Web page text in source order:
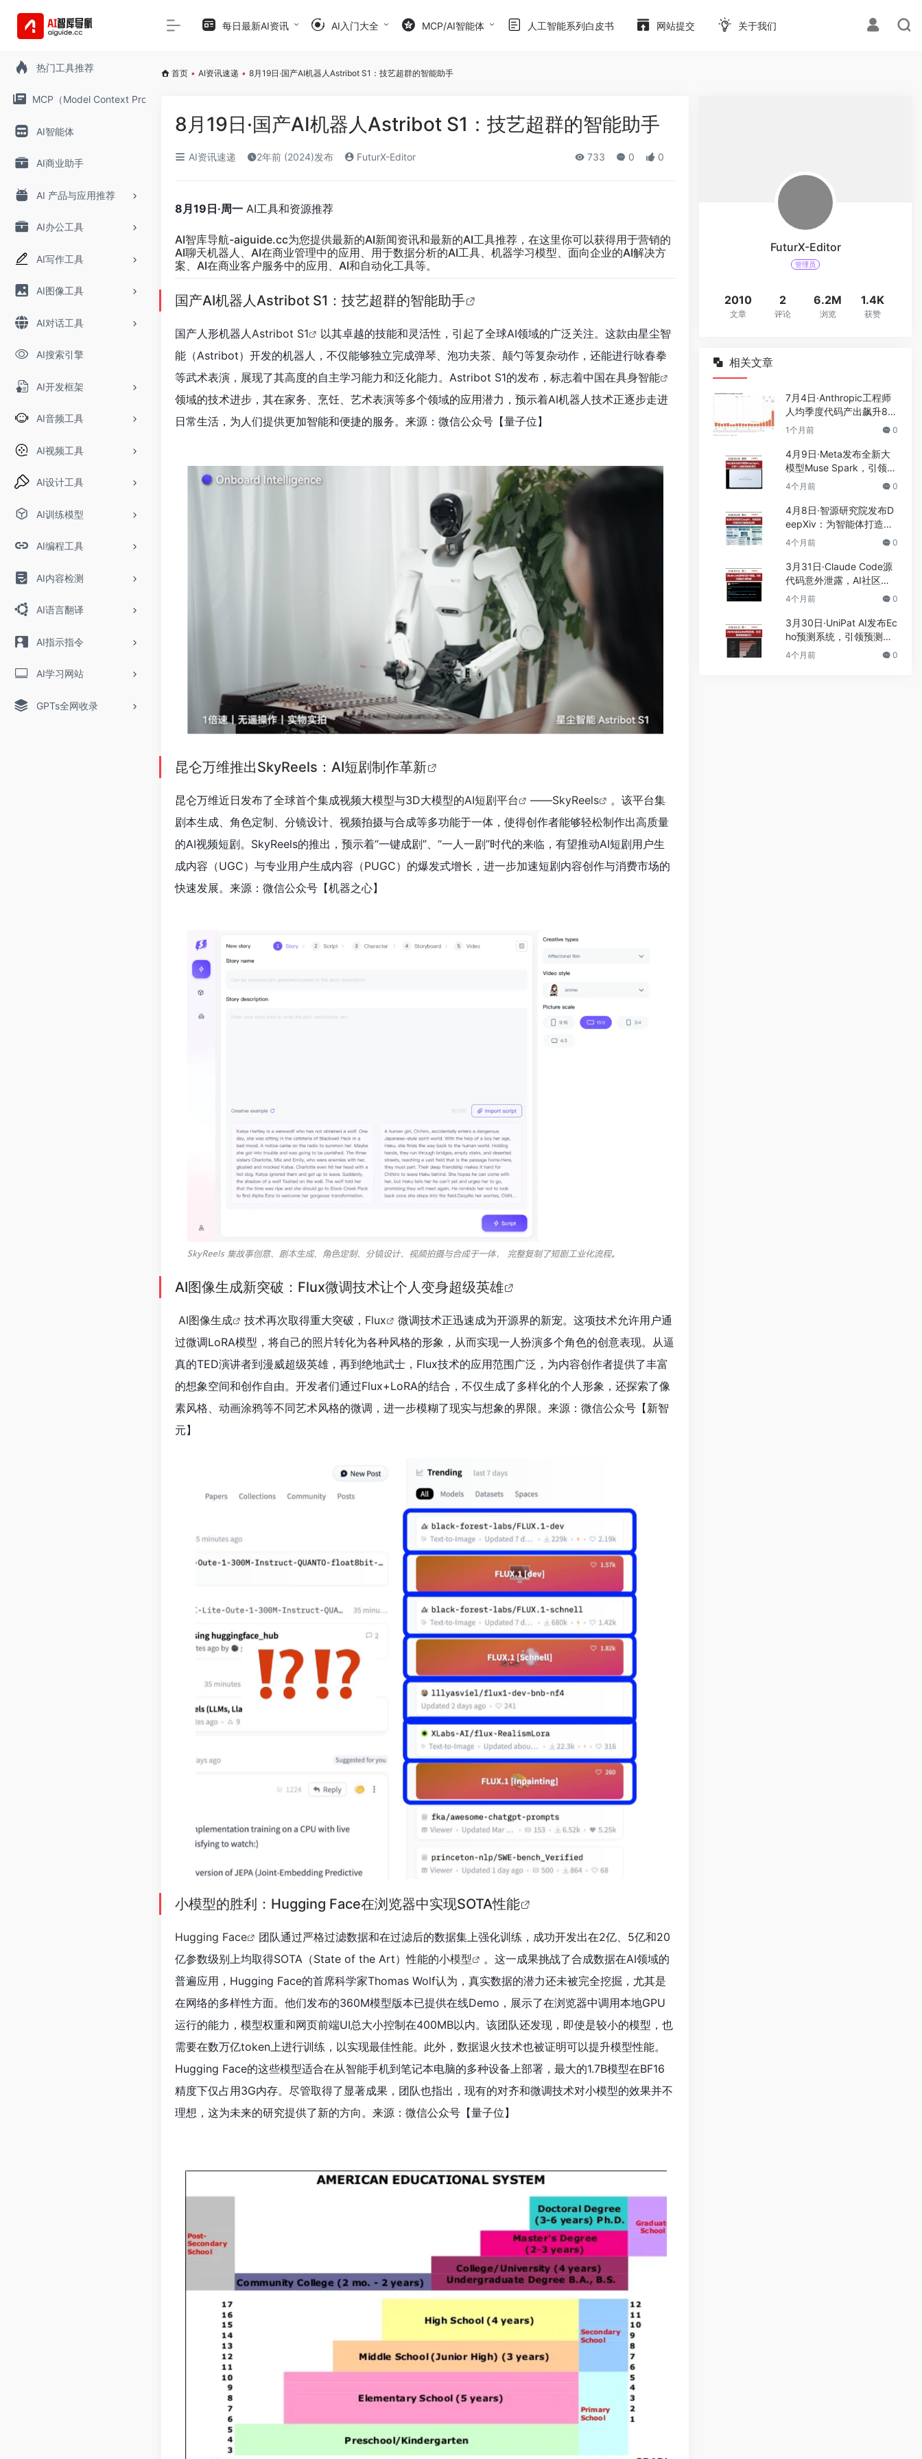
热门工具推荐
MCP（Model Context Protocol）
AI智能体
AI商业助手
AI 产品与应用推荐
AI办公工具
AI写作工具
AI图像工具
AI对话工具
AI搜索引擎
AI开发框架
AI音频工具
AI视频工具
AI设计工具
AI训练模型
AI编程工具
AI内容检测
AI语言翻译
AI指示指令
AI学习网站
GPTs全网收录
每日最新AI资讯 AI入门大全 MCP/AI智能体 人工智能系列白皮书 网站提交 关于我们
首页 • AI资讯速递 • 8月19日·国产AI机器人Astribot S1：技艺超群的智能助手
8月19日·国产AI机器人Astribot S1：技艺超群的智能助手
AI资讯速递 2年前 (2024)发布 FuturX-Editor 733 0 0
8月19日·周一 AI工具和资源推荐
AI智库导航-aiguide.cc为您提供最新的AI新闻资讯和最新的AI工具推荐，在这里你可以获得用于营销的
AI聊天机器人、AI在商业管理中的应用、用于数据分析的AI工具、机器学习模型、面向企业的AI解决方
案、AI在商业客户服务中的应用、AI和自动化工具等。
国产AI机器人Astribot S1：技艺超群的智能助手
国产人形机器人Astribot S1
以其卓越的技能和灵活性，引起了全球AI领域的广泛关注。这款由星尘智
能（Astribot）开发的机器人，不仅能够独立完成弹琴、泡功夫茶、颠勺等复杂动作，还能进行咏春拳
等武术表演，展现了其高度的自主学习能力和泛化能力。Astribot S1的发布，标志着中国在具身智能
领域的技术进步，其在家务、烹饪、艺术表演等多个领域的应用潜力，预示着AI机器人技术正逐步走进
日常生活，为人们提供更加智能和便捷的服务。来源：微信公众号【量子位】
昆仑万维推出SkyReels：AI短剧制作革新
昆仑万维近日发布了全球首个集成视频大模型与3D大模型的AI短剧平台 ——SkyReels
。该平台集
剧本生成、角色定制、分镜设计、视频拍摄与合成等多功能于一体，使得创作者能够轻松制作出高质量
的AI视频短剧。SkyReels的推出，预示着“一键成剧”、“一人一剧”时代的来临，有望推动AI短剧用户生
成内容（UGC）与专业用户生成内容（PUGC）的爆发式增长，进一步加速短剧内容创作与消费市场的
快速发展。来源：微信公众号【机器之心】
AI图像生成新突破：Flux微调技术让个人变身超级英雄
AI图像生成 技术再次取得重大突破， Flux
微调技术正迅速成为开源界的新宠。这项技术允许用户通
过微调LoRA模型，将自己的照片转化为各种风格的形象，从而实现一人扮演多个角色的创意表现。从逼
真的TED演讲者到漫威超级英雄，再到绝地武士，Flux技术的应用范围广泛，为内容创作者提供了丰富
的想象空间和创作自由。开发者们通过Flux+LoRA的结合，不仅生成了多样化的个人形象，还探索了像
素风格、动画涂鸦等不同艺术风格的微调，进一步模糊了现实与想象的界限。来源：微信公众号【新智
元】
小模型的胜利：Hugging Face在浏览器中实现SOTA性能
Hugging Face
团队通过严格过滤数据和在过滤后的数据集上强化训练，成功开发出在2亿、5亿和20
亿参数级别上均取得SOTA（State of the Art）性能的小模型
。这一成果挑战了合成数据在AI领域的
普遍应用，Hugging Face的首席科学家Thomas Wolf认为，真实数据的潜力还未被完全挖掘，尤其是
在网络的多样性方面。他们发布的360M模型版本已提供在线Demo，展示了在浏览器中调用本地GPU
运行的能力，模型权重和网页前端UI总大小控制在400MB以内。 该团队还发现，即使是较小的模型，也
需要在数万亿token上进行训练，以实现最佳性能。此外，数据退火技术也被证明可以提升模型性能。
Hugging Face的这些模型适合在从智能手机到笔记本电脑的多种设备上部署，最大的1.7B模型在BF16
精度下仅占用3G内存。尽管取得了显著成果，团队也指出，现有的对齐和微调技术对小模型的效果并不
理想，这为未来的研究提供了新的方向。 来源：微信公众号【量子位】
FuturX-Editor
管理员
2010
文章
2
评论
6.2M
浏览
1.4K
获赞
相关文章
7月4日·Anthropic工程师
人均季度代码产出飙升8
倍，Fiona Fung详解Al时
1个月前 0
4月9日·Meta发布全新大
模型Muse Spark，引领个
人超级智能新潮流
4个月前 0
4月8日·智源研究院发布D
eepXiv：为智能体打造科
技文献基础设施
4个月前 0
3月31日·Claude Code源
代码意外泄露，AI社区掀
起开源热潮
4个月前 0
3月30日·UniPat AI发布Ec
ho预测系统，引领预测智
能新纪元
4个月前 0